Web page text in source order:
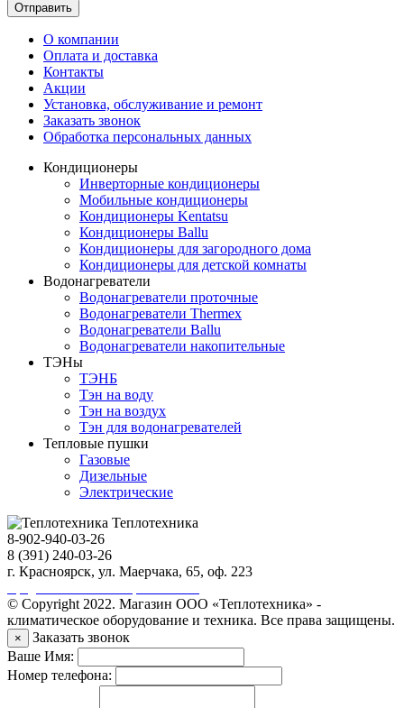
Отправить
О компании
Оплата и доставка
Контакты
Акции
Установка, обслуживание и ремонт
Заказать звонок
Обработка персональных данных
Кондиционеры
Инверторные кондиционеры
Мобильные кондиционеры
Кондиционеры Kentatsu
Кондиционеры Ballu
Кондиционеры для загородного дома
Кондиционеры для детской комнаты
Водонагреватели
Водонагреватели проточные
Водонагреватели Thermex
Водонагреватели Ballu
Водонагреватели накопительные
ТЭНы
ТЭНБ
Тэн на воду
Тэн на воздух
Тэн для водонагревателей
Тепловые пушки
Газовые
Дизельные
Электрические
Теплотехника
8-902-940-03-26
8 (391) 240-03-26
г. Красноярск, ул. Маерчака, 65, оф. 223
© Copyright 2022. Магазин ООО «Теплотехника» -
климатическое оборудование и техника. Все права защищены.
×
Заказать звонок
Ваше Имя:
Номер телефона: